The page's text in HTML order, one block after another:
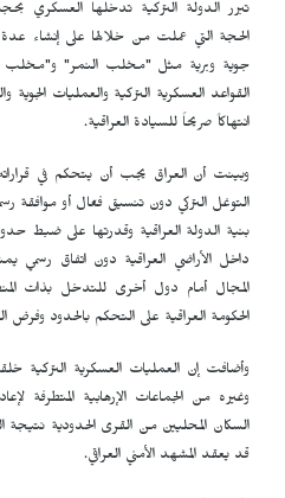
تبرر الدولة التركية تدخلها العسكري
الحجة التي عملت من خلالها على إنشاء
جوية وبرية مثل "مخلب النمر" و"مخلب
القواعد العسكرية التركية والعمليات الجوية
انتهاكاً صريحاً للسيادة العراقية.
وبينت أن العراق يجب أن يتحكم في
التوغل التركي دون تنسيق فعّال أو
بنية الدولة العراقية وقدرتها على ضبط
داخل الأراضي العراقية دون اتفاق رسمي
المجال أمام دول أخرى للتدخل بذات
الحكومة العراقية على التحكم بالحدود وفرض
وأضافت إن العمليات العسكرية التركية
وغيره من الجماعات الإرهابية المتطرفة
السكان المحليين من القرى الحدودية
قد يعقد المشهد الأمني العراقي.